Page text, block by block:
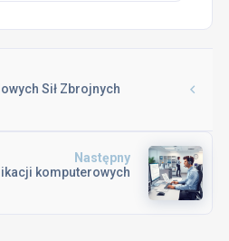
Sił Zbrojnych
Następny
komputerowych